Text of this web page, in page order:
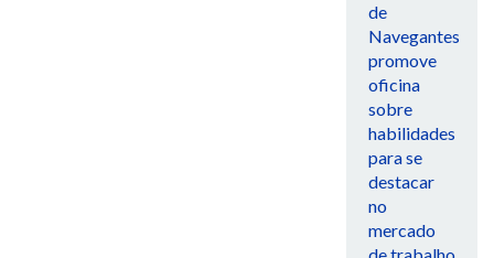
de
Navegantes
promove
oficina
sobre
habilidades
para se
destacar
no
mercado